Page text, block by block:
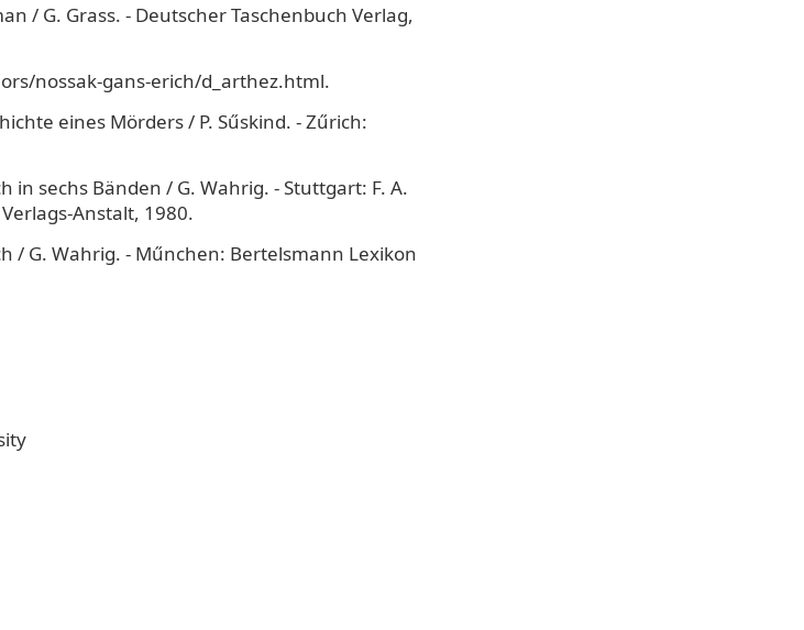
/ G. Grass. - Deutscher Taschenbuch Verlag,
nossak-gans-erich/d_arthez.html.
eines Mörders / P. Sűskind. - Zűrich:
in sechs Bänden / G. Wahrig. - Stuttgart: F. A.
Anstalt, 1980.
/ G. Wahrig. - Műnchen: Bertelsmann Lexikon